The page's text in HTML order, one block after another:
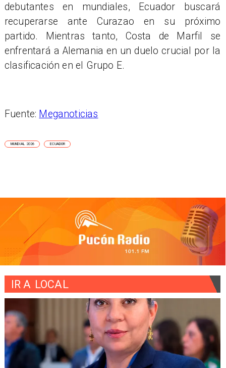
debutantes en mundiales, Ecuador buscará
recuperarse ante Curazao en su próximo
partido. Mientras tanto, Costa de Marfil se
enfrentará a Alemania en un duelo crucial por la
clasificación en el Grupo E.
Fuente: Meganoticias
MUNDIAL 2026 ECUADOR
IR A LOCAL